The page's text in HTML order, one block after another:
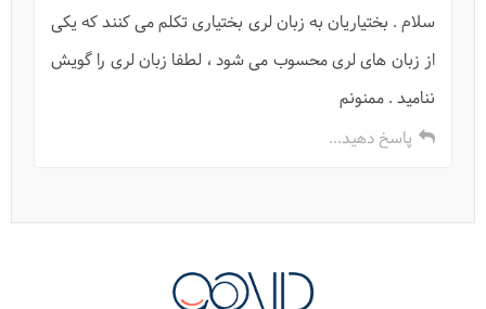
سلام . بختیاریان به زبان لری بختیاری تکلم می کنند که یکی
از زبان های لری محسوب می شود ، لطفا زبان لری را گویش
ننامید . ممنونم
پاسخ دهید...